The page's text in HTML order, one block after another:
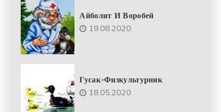
Айболит И Воробей
19.08.2020
Гусак-Физкультурник
18.05.2020